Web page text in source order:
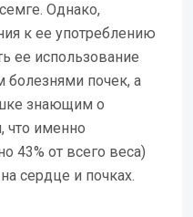
Однако,
к ее употреблению
ее использование
почек, а
знающим о
что именно
43% от всего веса)
сердце и почках.